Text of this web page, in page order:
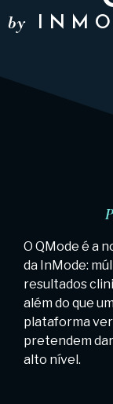
by
O QMode é a
da InMode:
resultados
além do que
plataforma
pretendem
alto nível.